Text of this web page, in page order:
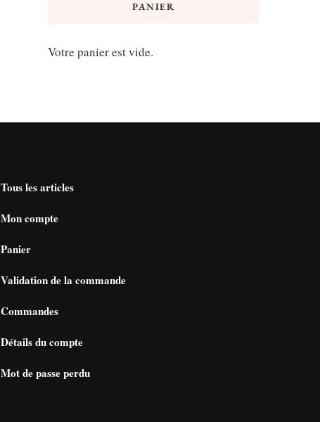
PANIER
Votre panier est vide.
Tous les articles
Mon compte
Panier
Validation de la commande
Commandes
Détails du compte
Mot de passe perdu